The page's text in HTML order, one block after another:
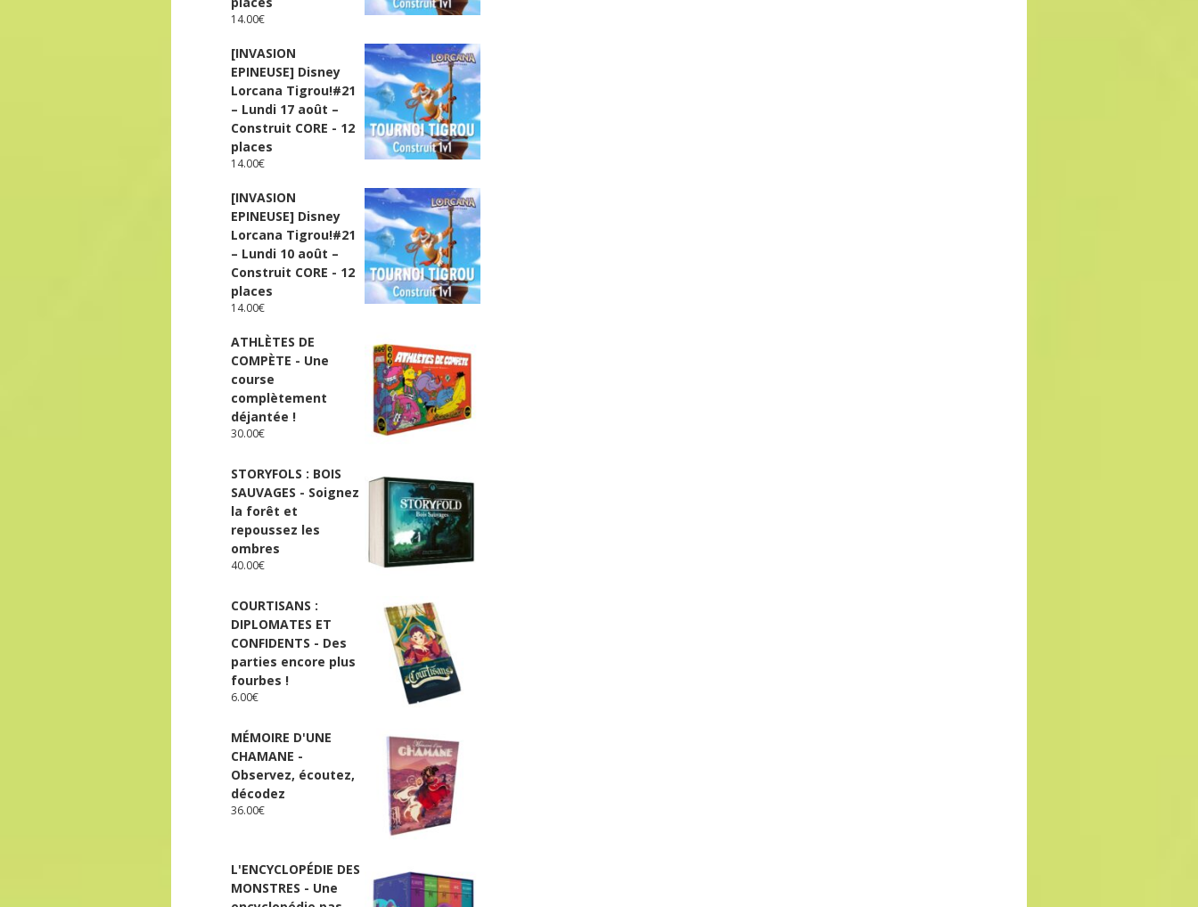
14.00€
[INVASION
EPINEUSE] Disney
Lorcana Tigrou!#21
– Lundi 17 août –
Construit CORE - 12
places
14.00€
[INVASION
EPINEUSE] Disney
Lorcana Tigrou!#21
– Lundi 10 août –
Construit CORE - 12
places
14.00€
ATHLÈTES DE
COMPÈTE - Une
course
complètement
déjantée !
30.00€
STORYFOLS : BOIS
SAUVAGES - Soignez
la forêt et
repoussez les
ombres
40.00€
COURTISANS :
DIPLOMATES ET
CONFIDENTS - Des
parties encore plus
fourbes !
6.00€
MÉMOIRE D'UNE
CHAMANE -
Observez, écoutez,
décodez
36.00€
L'ENCYCLOPÉDIE DES
MONSTRES - Une